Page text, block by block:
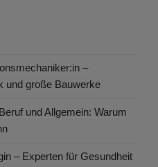
–
und große Bauwerke
und Allgemein: Warum
– Experten für Gesundheit